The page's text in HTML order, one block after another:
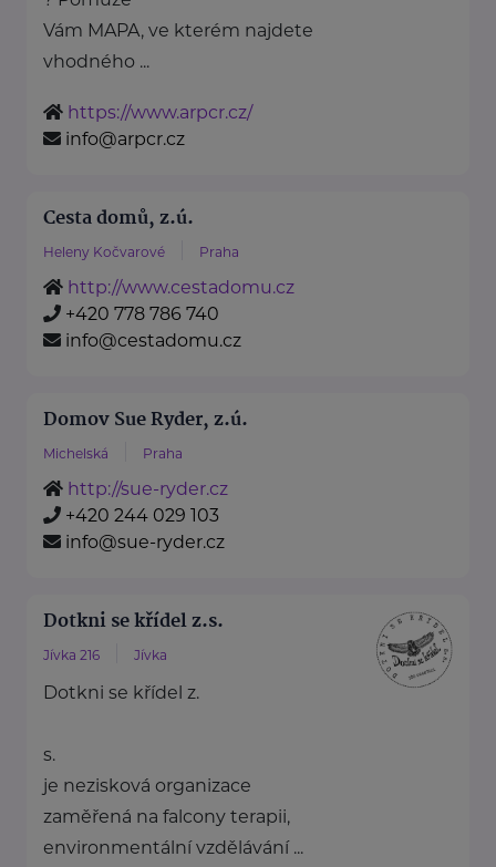
Vám MAPA, ve kterém najdete
vhodného ...
https://www.arpcr.cz/
info@arpcr.cz
Cesta domů, z.ú.
Heleny Kočvarové Praha
http://www.cestadomu.cz
+420 778 786 740
info@cestadomu.cz
Domov Sue Ryder, z.ú.
Michelská Praha
http://sue-ryder.cz
+420 244 029 103
info@sue-ryder.cz
Dotkni se křídel z.s.
Jívka 216 Jívka
Dotkni se křídel z.
s.
je nezisková organizace
zaměřená na falcony terapii,
environmentální vzdělávání ...